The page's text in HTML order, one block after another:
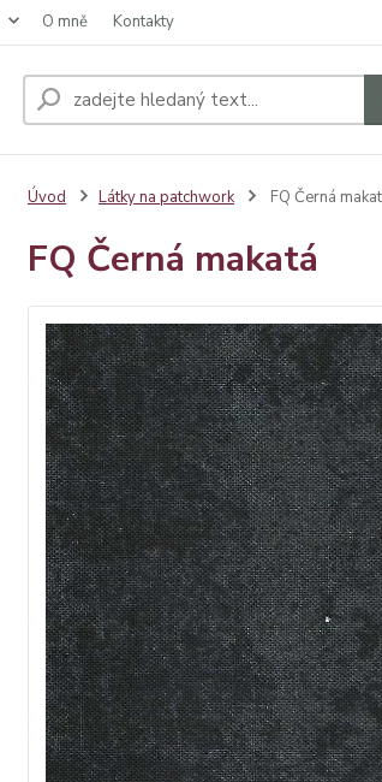
O mně Kontakty
Úvod Látky na patchwork FQ Černá
FQ Černá makatá